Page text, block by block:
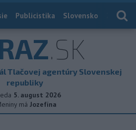
Publicistika Slovensko
.SK
Tlačovej agentúry Slovenskej
republiky
5. august 2026
má Jozefína